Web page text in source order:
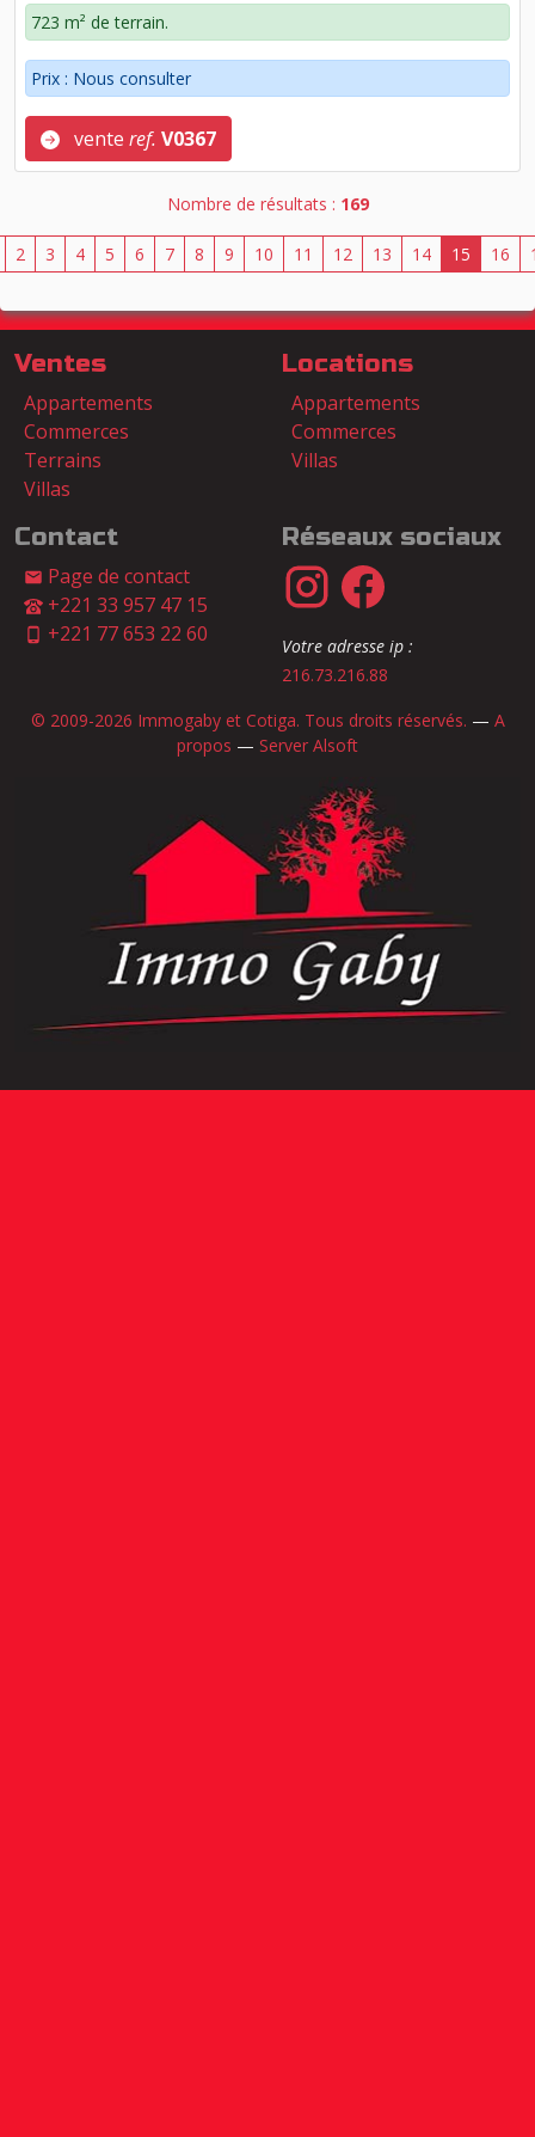
723 m² de terrain.
Prix : Nous consulter
vente ref. V0367
Nombre de résultats : 169
2 3 4 5 6 7 8 9 10 11 12 13 14 15 16
Ventes
Appartements
Commerces
Terrains
Villas
Locations
Appartements
Commerces
Villas
Contact
Page de contact
+221 33 957 47 15
+221 77 653 22 60
Réseaux sociaux
Votre adresse ip :
216.73.216.88
© 2009-2026 Immogaby et Cotiga. Tous droits réservés. — A
propos — Server Alsoft